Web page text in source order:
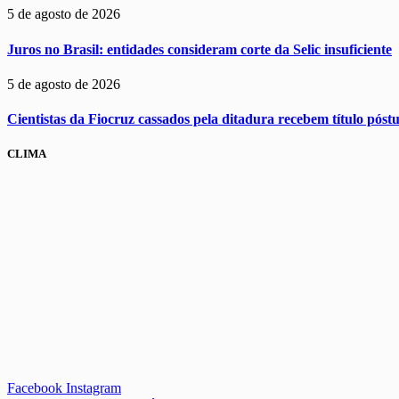
5 de agosto de 2026
Juros no Brasil: entidades consideram corte da Selic insuficiente
5 de agosto de 2026
Cientistas da Fiocruz cassados pela ditadura recebem título
CLIMA
Facebook Instagram